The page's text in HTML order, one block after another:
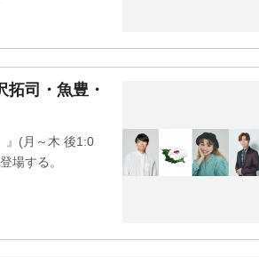
拓司・魚豊・
』(月～木 後1:0
場する。